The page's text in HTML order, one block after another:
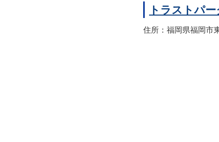
トラストパ
住所：福岡県福岡市